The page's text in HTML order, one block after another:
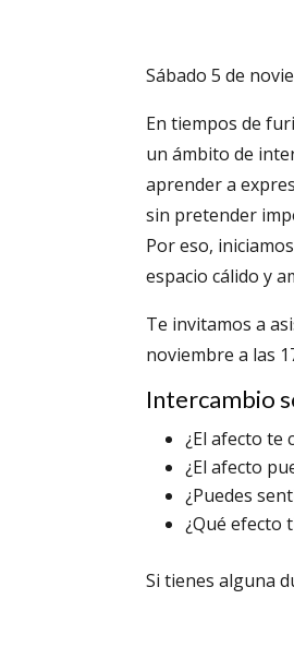
Sábado 5 de
En tiempos de
un ámbito de
aprender a
sin pretender
Por eso,
espacio cálido y
Te invitamos a
noviembre a las
Intercambio
¿El afecto te
¿El afecto
¿Puedes
¿Qué efecto
Si tienes alguna